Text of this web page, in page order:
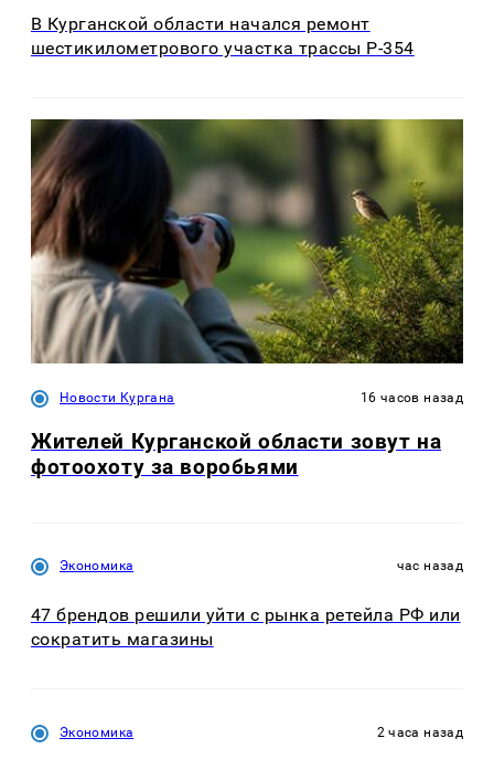
В Курганской области начался ремонт
шестикилометрового участка трассы Р-354
Новости Кургана 16 часов назад
Жителей Курганской области зовут на
фотоохоту за воробьями
Экономика час назад
47 брендов решили уйти с рынка ретейла РФ или
сократить магазины
Экономика 2 часа назад